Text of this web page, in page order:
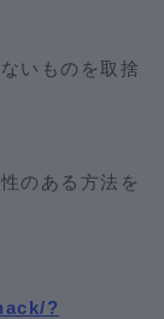
いものを取捨
のある方法を
?